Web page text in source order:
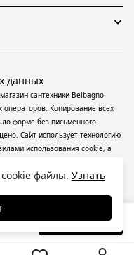
В корзину
сантехники Belbagno
Копирование всех
форме без письменного
Сайт использует технологию
использования cookie, а
(информационные
сбора, систематизации и
пользователей сети
Федерации).
данных
файлы. Узнать